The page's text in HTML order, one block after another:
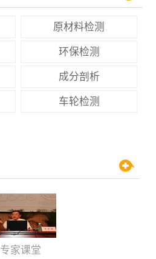
原材料检测
环保检测
成分剖析
车轮检测
专家课堂